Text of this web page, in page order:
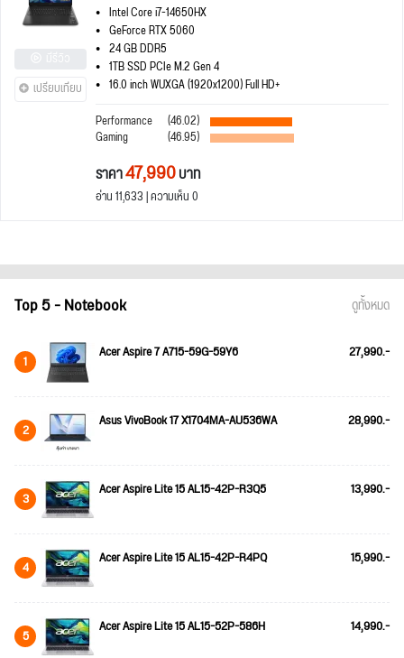
เปรียบเทียบ
Intel Core i7-14650HX
GeForce RTX 5060
24 GB DDR5
1TB SSD PCIe M.2 Gen 4
16.0 inch WUXGA (1920x1200) Full HD+
Performance
(46.02)
Gaming (46.95)
ราคา47,990บาท
อ่าน 11,633 | ความเห็น 0
Top 5 - Notebook ดูทั้งหมด
1 Acer Aspire 7 A715-59G-59Y6 27,990.-
2 Asus VivoBook 17 X1704MA-AU536WA 28,990.-
3 Acer Aspire Lite 15 AL15-42P-R3Q5 13,990.-
4 Acer Aspire Lite 15 AL15-42P-R4PQ 15,990.-
5 Acer Aspire Lite 15 AL15-52P-586H 14,990.-